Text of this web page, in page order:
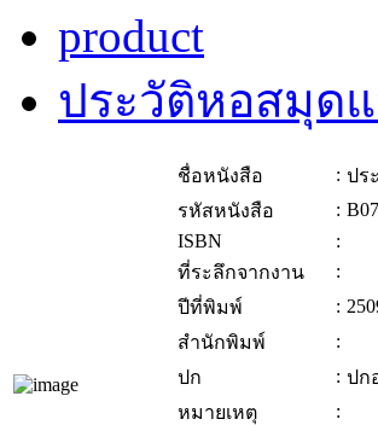
product
ประวัติหอสมุด
ชื่อหนังสือ : ปร
รหัสหนังสือ
:
ISBN
:
ที่ระลึกจากงาน
:
ปีที่พิมพ์
:
สำนักพิมพ์
:
ปก
: ปก
หมายเหตุ
: